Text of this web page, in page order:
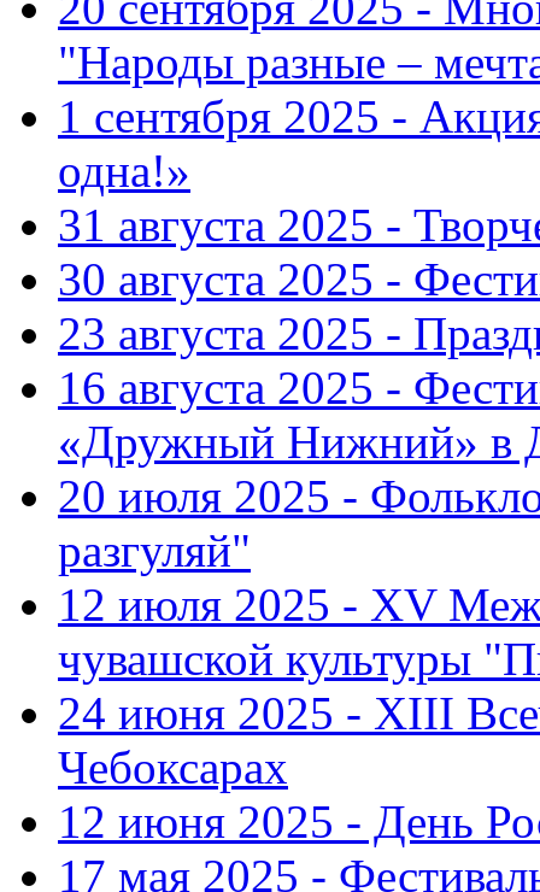
"Народы разные –
1 сентября 2025 -
одна!»
31 августа 2025 -
30 августа 2025 -
23 августа 2025 -
16 августа 2025 -
«Дружный Нижний» в
20 июля 2025 -
разгуляй"
12 июля 2025 - XV
чувашской культуры
24 июня 2025 - XIII
Чебоксарах
12 июня 2025 - День
17 мая 2025 -